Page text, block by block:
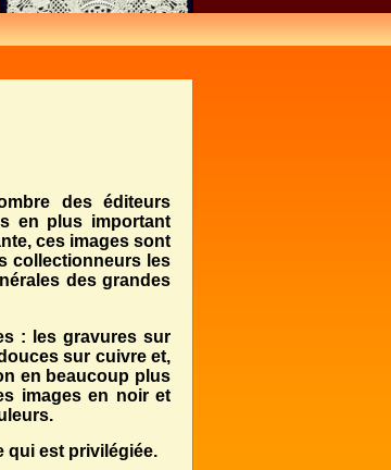
des éditeurs
en plus important
ces images sont
collectionneurs les
des grandes
: les gravures sur
sur cuivre et,
en beaucoup plus
images en noir et
qui est privilégiée.